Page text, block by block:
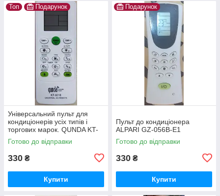
Топ Подарунок
Універсальний пульт для
кондиціонерів усіх типів і
торгових марок. QUNDA KT-
6018.
Готово до відправки
330 ₴
Купити
Подарунок
Пульт до кондиціонера
ALPARI GZ-056B-E1
Готово до відправки
330 ₴
Купити